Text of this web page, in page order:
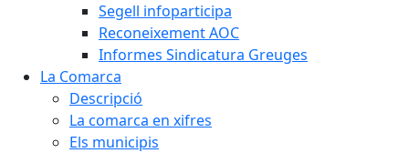
Segell infoparticipa
Reconeixement AOC
Informes Sindicatura Greuges
La Comarca
Descripció
La comarca en xifres
Els municipis